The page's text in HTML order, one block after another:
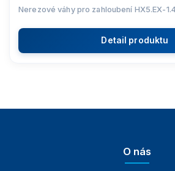
Napájecí adaptér pro váhy EX
Nerezové váhy pro zahloubení HX5.EX-
Detail produktu
O nás